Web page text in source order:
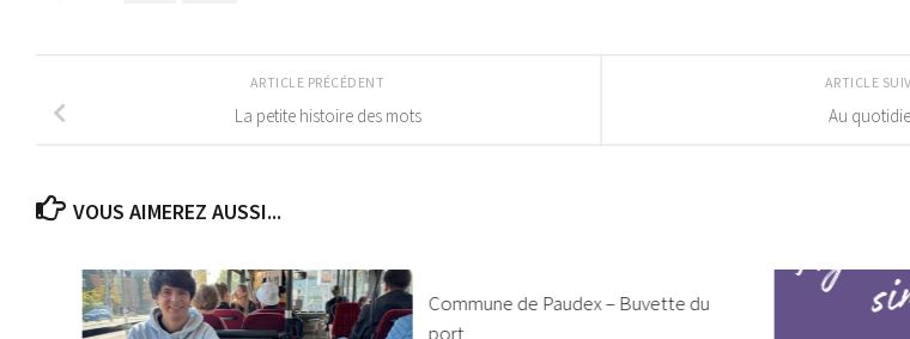
ARTICLE
Au
ARTICLE PRÉCÉDENT
La petite histoire des mots
VOUS AIMEREZ AUSSI...
Commune de Paudex – Buvette du
port